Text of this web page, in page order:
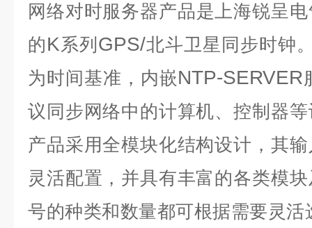
网络对时服务器产品是上海锐呈
的K系列 GPS/北斗卫星同步时钟
为时间基准，内嵌NTP-SERVER
议同步网络中的计算机、控制器
产品采用全模块化结构设计，其
灵活配置，并具有丰富的各类模
号的种类和数量都可根据需要灵活